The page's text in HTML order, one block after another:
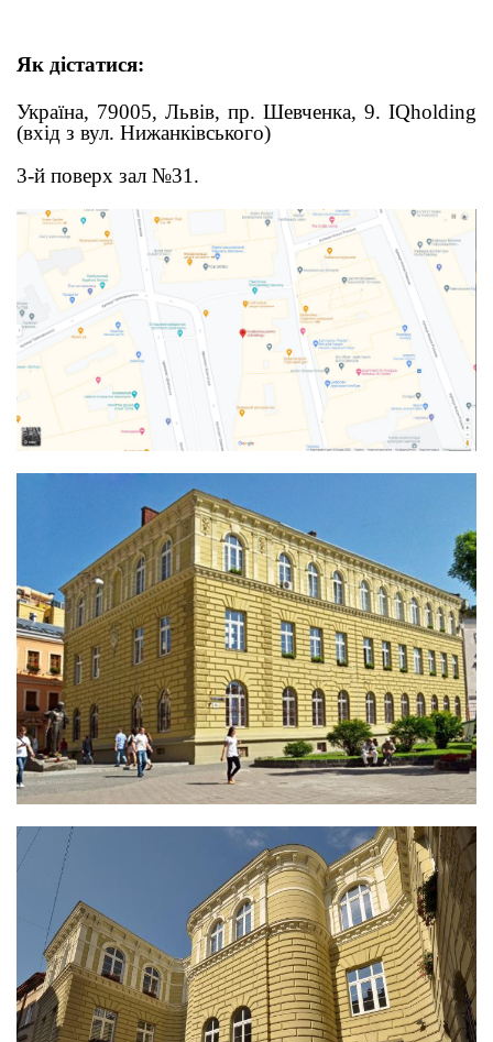
Як дістатися:
Україна, 79005, Львів, пр. Шевченка, 9. IQholding
(вхід з вул. Нижанківського)
3-й поверх зал №31.